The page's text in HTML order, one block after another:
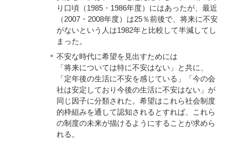
り口頃（1985・1986年度）にはあったが、最近
（2007・2008年度）は25％前後で、将来に不安
がないという人は1982年と比較して半減してし
まった。
不安な時代に希望を見出すためには
「将来については特に不安はない」と共に、
「定年後の生活に不安を感じている」「今の会
社は安定しており今後の生活に不安はない」が
同じ因子に分類された。希望はこれら社会制度
的枠組みを通して認知されるとすれば、これら
の制度の未来が描けるようにすることが求めら
れる。